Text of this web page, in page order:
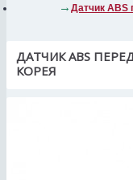
Датчик ABS
ДАТЧИК ABS
КОРЕЯ